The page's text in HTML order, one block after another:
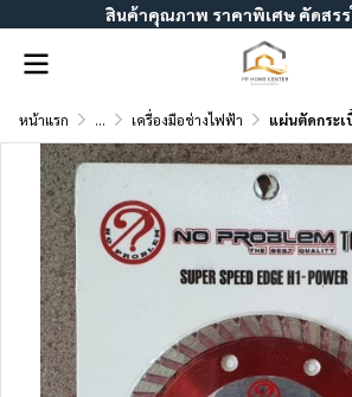
สินค้าคุณภาพ ราคาพิเศษ คัดสร
หน้าแรก ... เครื่องมือช่างไฟฟ้า แผ่นตัดกระเบื้อ